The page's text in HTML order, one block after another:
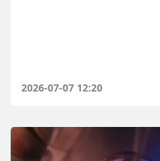
2026-07-07 12:20